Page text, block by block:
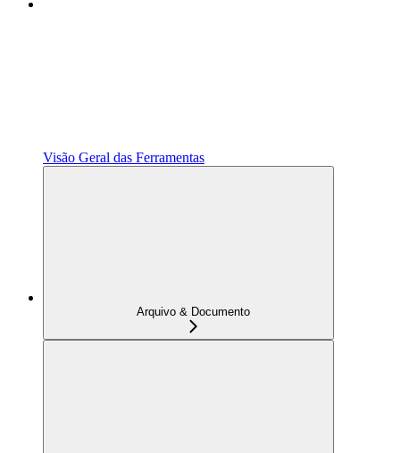
Visão Geral das Ferramentas
Arquivo & Documento